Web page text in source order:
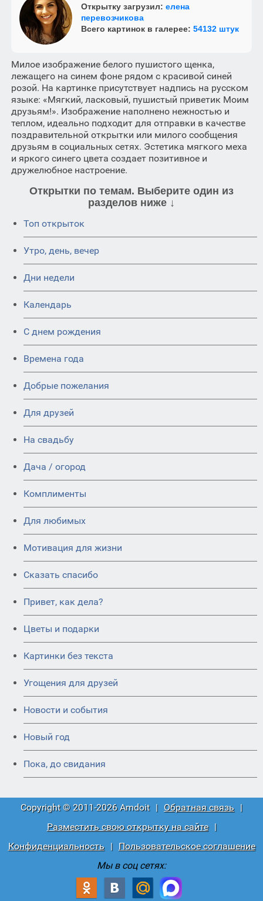
Открытку загрузил: елена
перевозчикова
Всего картинок в галерее: 54132 штук
Милое изображение белого пушистого щенка,
лежащего на синем фоне рядом с красивой синей
розой. На картинке присутствует надпись на русском
языке: «Мягкий, ласковый, пушистый приветик Моим
друзьям!». Изображение наполнено нежностью и
теплом, идеально подходит для отправки в качестве
поздравительной открытки или милого сообщения
друзьям в социальных сетях. Эстетика мягкого меха
и яркого синего цвета создает позитивное и
дружелюбное настроение.
Открытки по темам. Выберите один из
разделов ниже ↓
Топ открыток
Утро, день, вечер
Дни недели
Календарь
C днем рождения
Времена года
Добрые пожелания
Для друзей
На свадьбу
Дача / огород
Комплименты
Для любимых
Мотивация для жизни
Сказать спасибо
Привет, как дела?
Цветы и подарки
Картинки без текста
Угощения для друзей
Новости и события
Новый год
Пока, до свидания
Copyright © 2011-2026 Amdoit | Обратная связь |
Разместить свою открытку на сайте
|
Конфиденциальность
|
Пользовательское соглашение
Мы в соц сетях: